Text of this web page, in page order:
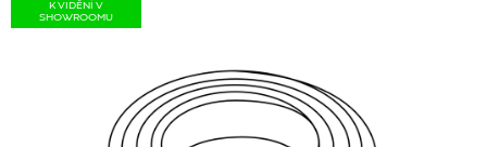
K VIDĚNÍ V
SHOWROOMU